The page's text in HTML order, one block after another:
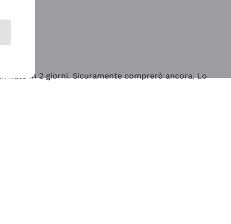
in 2 giorni. Sicuramente comprerò ancora. Lo